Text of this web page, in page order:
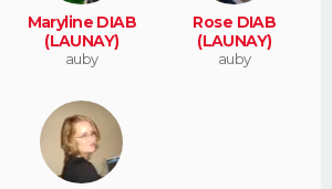
Maryline DIAB
(LAUNAY)
auby
Rose DIAB
(LAUNAY)
auby